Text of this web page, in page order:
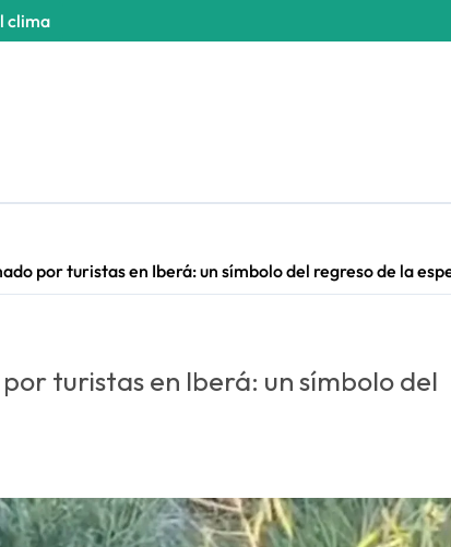
clima
por turistas en Iberá: un símbolo del regreso de la
turistas en Iberá: un símbolo del